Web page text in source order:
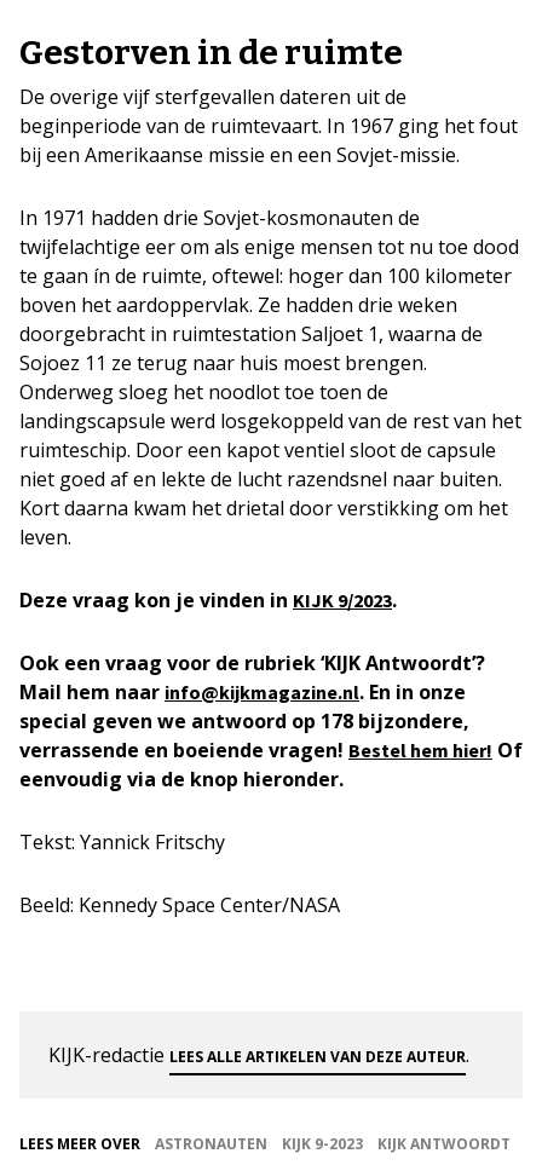
Gestorven in de ruimte
De overige vijf sterfgevallen dateren uit de
beginperiode van de ruimtevaart. In 1967 ging het fout
bij een Amerikaanse missie en een Sovjet-missie.
In 1971 hadden drie Sovjet-kosmonauten de
twijfelachtige eer om als enige mensen tot nu toe dood
te gaan ín de ruimte, oftewel: hoger dan 100 kilometer
boven het aardoppervlak. Ze hadden drie weken
doorgebracht in ruimtestation Saljoet 1, waarna de
Sojoez 11 ze terug naar huis moest brengen.
Onderweg sloeg het noodlot toe toen de
landingscapsule werd losgekoppeld van de rest van het
ruimteschip. Door een kapot ventiel sloot de capsule
niet goed af en lekte de lucht razendsnel naar buiten.
Kort daarna kwam het drietal door verstikking om het
leven.
Deze vraag kon je vinden in KIJK 9/2023.
Ook een vraag voor de rubriek ‘KIJK Antwoordt’?
Mail hem naar info@kijkmagazine.nl. En in onze
special geven we antwoord op 178 bijzondere,
verrassende en boeiende vragen! Bestel hem hier! Of
eenvoudig via de knop hieronder.
Tekst: Yannick Fritschy
Beeld: Kennedy Space Center/NASA
KIJK-redactie LEES ALLE ARTIKELEN VAN DEZE AUTEUR.
LEES MEER OVER ASTRONAUTEN KIJK 9-2023
KIJK ANTWOORDT